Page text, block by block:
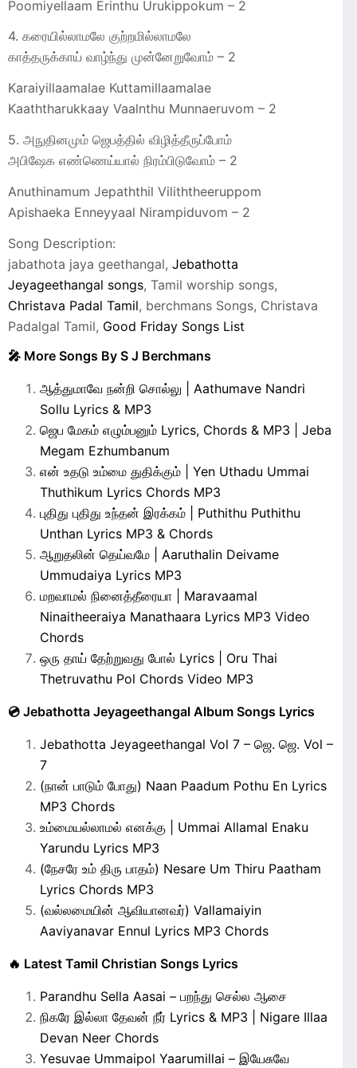
Poomiyellaam Erinthu Urukippokum – 2
4. கரையில்லாமலே குற்றமில்லாமலே
காத்தருக்காய் வாழ்ந்து முன்னேறுவோம் – 2
Karaiyillaamalae Kuttamillaamalae
Kaaththarukkaay Vaalnthu Munnaeruvom – 2
5. அநுதினமும் ஜெபத்தில் விழித்தீருப்போம்
அபிஷேக எண்ணெய்யால் நிரம்பிடுவோம் – 2
Anuthinamum Jepaththil Viliththeeruppom
Apishaeka Enneyyaal Nirampiduvom – 2
Song Description:
jabathota jaya geethangal, Jebathotta
Jeyageethangal songs, Tamil worship songs,
Christava Padal Tamil, berchmans Songs, Christava
Padalgal Tamil, Good Friday Songs List
🎤 More Songs By S J Berchmans
ஆத்துமாவே நன்றி சொல்லு | Aathumave Nandri
Sollu Lyrics & MP3
ஜெப மேகம் எழும்பனும் Lyrics, Chords & MP3 | Jeba
Megam Ezhumbanum
என் உதடு உம்மை துதிக்கும் | Yen Uthadu Ummai
Thuthikum Lyrics Chords MP3
புதிது புதிது உந்தன் இரக்கம் | Puthithu Puthithu
Unthan Lyrics MP3 & Chords
ஆறுதலின் தெய்வமே | Aaruthalin Deivame
Ummudaiya Lyrics MP3
மறவாமல் நினைத்தீரையா | Maravaamal
Ninaitheeraiya Manathaara Lyrics MP3 Video
Chords
ஒரு தாய் தேற்றுவது போல் Lyrics | Oru Thai
Thetruvathu Pol Chords Video MP3
💿 Jebathotta Jeyageethangal Album Songs Lyrics
Jebathotta Jeyageethangal Vol 7 – ஜெ. ஜெ. Vol –
7
(நான் பாடும் போது) Naan Paadum Pothu En Lyrics
MP3 Chords
உம்மையல்லாமல் எனக்கு | Ummai Allamal Enaku
Yarundu Lyrics MP3
(நேசரே உம் திரு பாதம்) Nesare Um Thiru Paatham
Lyrics Chords MP3
(வல்லமையின் ஆவியானவர்) Vallamaiyin
Aaviyanavar Ennul Lyrics MP3 Chords
🔥 Latest Tamil Christian Songs Lyrics
Parandhu Sella Aasai – பறந்து செல்ல ஆசை
நிகரே இல்லா தேவன் நீர் Lyrics & MP3 | Nigare Illaa
Devan Neer Chords
Yesuvae Ummaipol Yaarumillai – இயேசுவே